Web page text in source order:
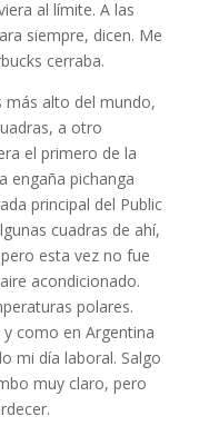
al límite. A las
siempre, dicen. Me
cerraba.
más alto del mundo,
a otro
el primero de la
engaña pichanga
principal del Public
cuadras de ahí,
esta vez no fue
acondicionado.
polares.
como en Argentina
mi día laboral. Salgo
muy claro, pero